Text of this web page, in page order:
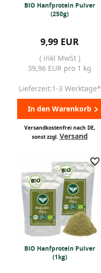
BIO Hanfprotein Pulver
(250g)
9,99 EUR
( inkl MwSt )
39,96 EUR pro 1 kg
Lieferzeit:1-3 Werktage*
In den Warenkorb
Versandkostenfrei nach DE,
sonst zzgl. Versand
BIO Hanfprotein Pulver
(1kg)